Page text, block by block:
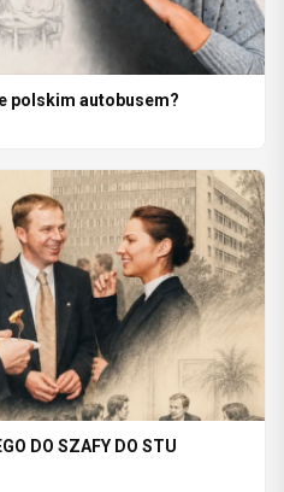
polskim autobusem?
DO SZAFY DO STU